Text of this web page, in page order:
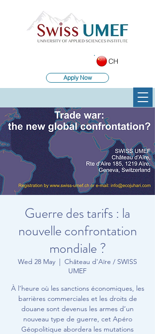
Apply Now
CH
Guerre des tarifs : la
nouvelle confrontation
mondiale ?
Wed 28 May
  |
Château d'Aïre / SWISS
UMEF
À l’heure où les sanctions économiques, les
barrières commerciales et les droits de
douane sont devenus les armes d’un
nouveau type de guerre, cet Apéro
Géopolitique abordera les mutations